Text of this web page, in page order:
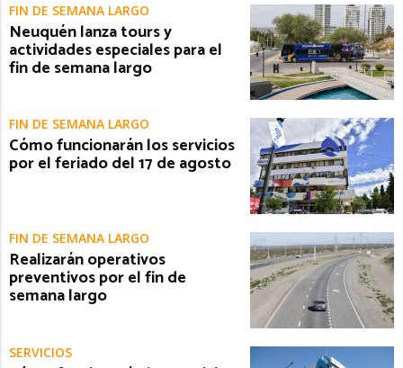
FIN DE SEMANA LARGO
Neuquén lanza tours y
actividades especiales para el
fin de semana largo
FIN DE SEMANA LARGO
Cómo funcionarán los servicios
por el feriado del 17 de agosto
FIN DE SEMANA LARGO
Realizarán operativos
preventivos por el fin de
semana largo
SERVICIOS